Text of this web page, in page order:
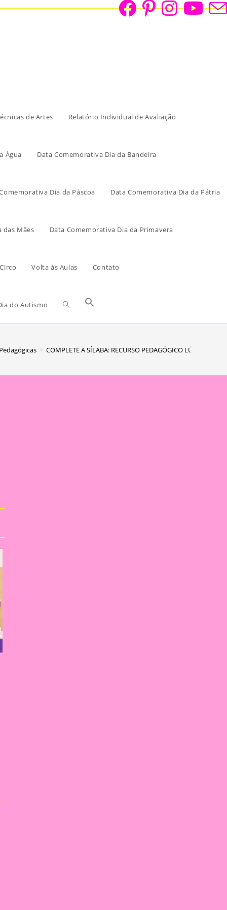
de Artes Relatório Individual de Avaliação
Água Data Comemorativa Dia da Bandeira
Dia da Páscoa Data Comemorativa Dia da Pátria
das Mães Data Comemorativa Dia da Primavera
Volta às Aulas Contato
do Autismo
> COMPLETE A SÍLABA: RECURSO PEDAGÓGICO LÚDICO